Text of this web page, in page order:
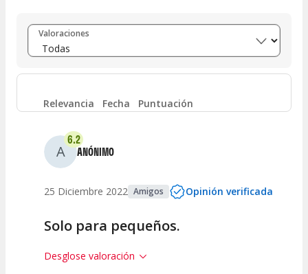
Entre 8 y 10 (2)
Entre 6 y 8 (3)
Entre 4 y 6 0
Entre 2 y 4 (
Entre 0 y 2
Valoraciones
Relevancia Fecha Puntuación
A
6.2
ANÓNIMO
25 Diciembre 2022 Amigos Opinión verificada
Solo para pequeños.
Desglose valoración